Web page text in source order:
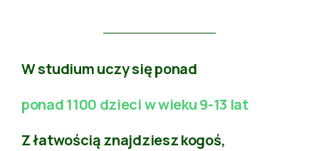
W studium uczy się ponad
ponad 1100 dzieci w wieku 9-13 lat
Z łatwością znajdziesz kogoś,